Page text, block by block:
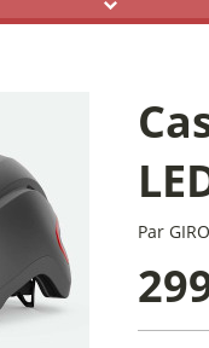
ParGIRO